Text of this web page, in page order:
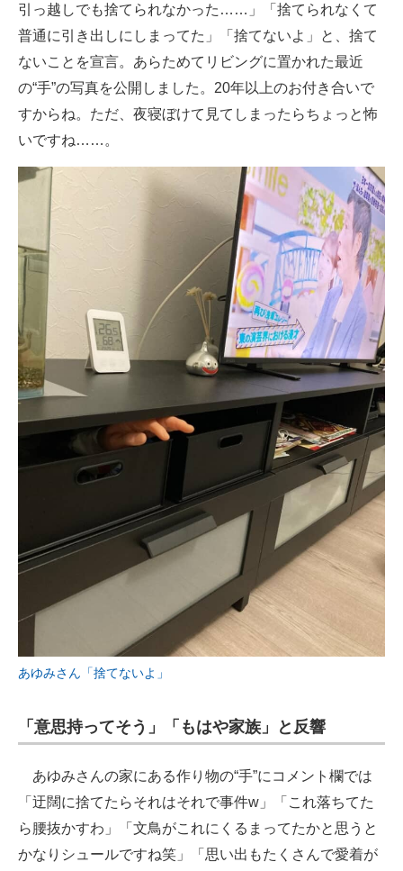
引っ越しでも捨てられなかった……」「捨てられなくて
普通に引き出しにしまってた」「捨てないよ」と、捨て
ないことを宣言。あらためてリビングに置かれた最近
の“手”の写真を公開しました。20年以上のお付き合いで
すからね。ただ、夜寝ぼけて見てしまったらちょっと怖
いですね……。
あゆみさん「捨てないよ」
「意思持ってそう」「もはや家族」と反響
あゆみさんの家にある作り物の“手”にコメント欄では
「迂闊に捨てたらそれはそれで事件w」「これ落ちてた
ら腰抜かすわ」「文鳥がこれにくるまってたかと思うと
かなりシュールですね笑」「思い出もたくさんで愛着が